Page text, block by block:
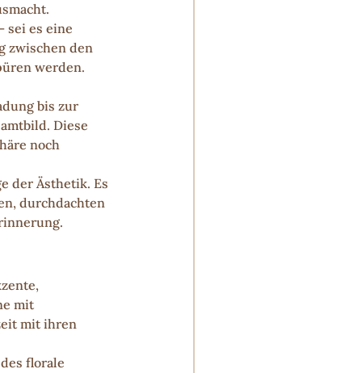
sei es eine
zwischen den
werden.
bis zur
Diese
noch
der Ästhetik. Es
durchdachten
mit
mit ihren
florale